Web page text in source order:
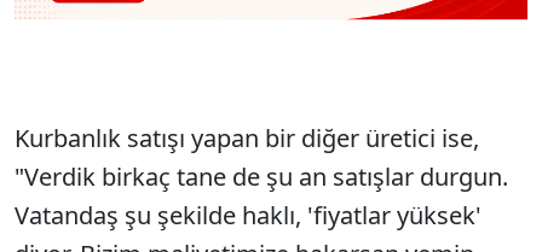
Kurbanlık satışı yapan bir diğer üretici ise,
"Verdik birkaç tane de şu an satışlar durgun.
Vatandaş şu şekilde haklı, 'fiyatlar yüksek'